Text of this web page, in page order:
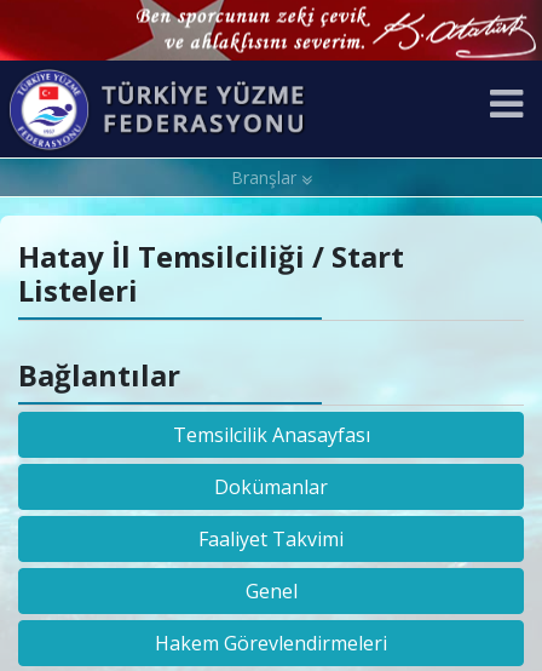
Branşlar
Hatay İl Temsilciliği / Start
Listeleri
Bağlantılar
Temsilcilik Anasayfası
Dokümanlar
Faaliyet Takvimi
Genel
Hakem Görevlendirmeleri